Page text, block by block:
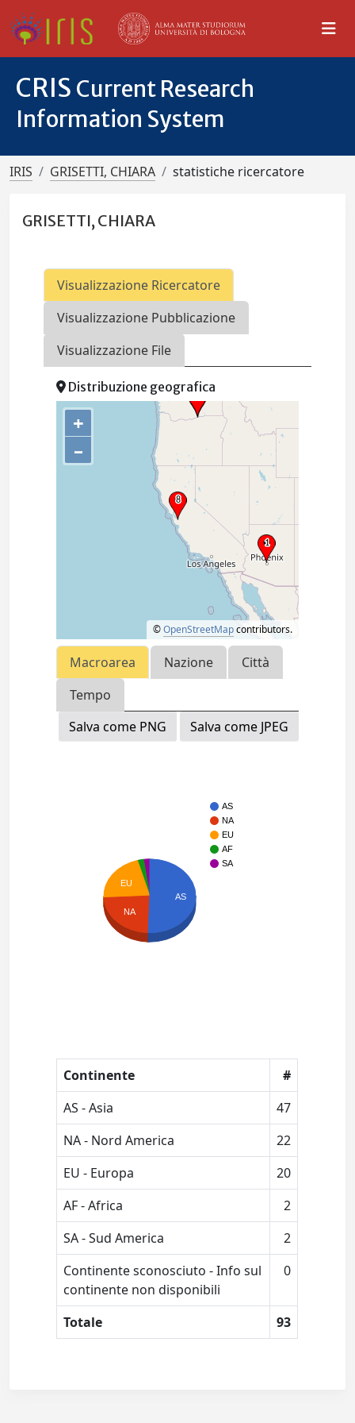
CRIS Current Research
Information System
IRIS GRISETTI, CHIARA statistiche ricercatore
GRISETTI, CHIARA
Visualizzazione Ricercatore
Visualizzazione Pubblicazione
Visualizzazione File
Distribuzione geografica
+
–
©OpenStreetMapcontributors.
Macroarea Nazione
Città
Tempo
Salva come PNG
Salva come JPEG
AS
NA
EU
AF
SA
EU
NA
AS
Continente
#
AS - Asia
47
NA - Nord America
22
EU - Europa
20
AF - Africa
2
SA - Sud America
2
Continente sconosciuto - Info sul
continente non disponibili
0
Totale 93